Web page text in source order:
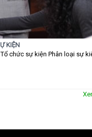
KIỆN
chức sự kiện Phân loại sự